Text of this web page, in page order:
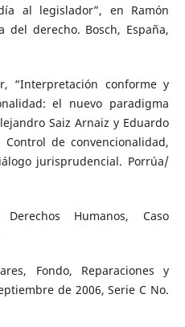
al legislador”, en Ramón
del derecho. Bosch, España,
“Interpretación conforme y
el nuevo paradigma
Saiz Arnaiz y Eduardo
de convencionalidad,
jurisprudencial. Porrúa/
Humanos, Caso
Fondo, Reparaciones y
de 2006, Serie C No.